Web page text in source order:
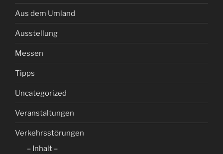
Aus dem Umland
Ausstellung
Messen
Tipps
Uncategorized
Veranstaltungen
Verkehrsstörungen
– Inhalt –